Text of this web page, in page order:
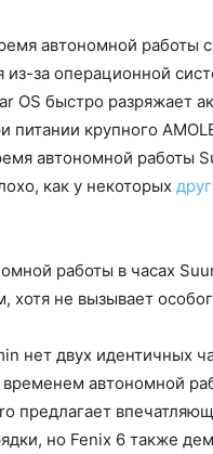
автономной работы
из-за операционной
OS быстро разряжает
питании крупного
автономной работы
как у некоторых
работы в часах
не вызывает
нет двух идентичных
автономной
предлагает
но Fenix 6 также